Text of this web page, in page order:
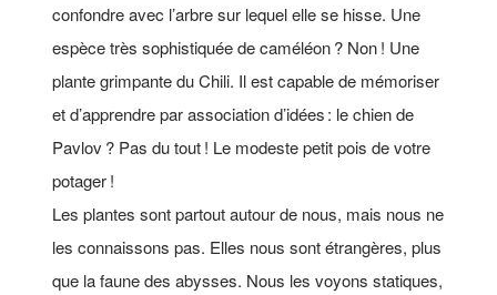
confondre avec l’arbre sur lequel elle se hisse. Une
espèce très sophistiquée de caméléon ? Non ! Une
plante grimpante du Chili. Il est capable de mémoriser
et d’apprendre par association d’idées : le chien de
Pavlov ? Pas du tout ! Le modeste petit pois de votre
potager !
Les plantes sont partout autour de nous, mais nous ne
les connaissons pas. Elles nous sont étrangères, plus
que la faune des abysses. Nous les voyons statiques,